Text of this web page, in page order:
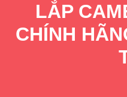
LẮP
CHÍNH